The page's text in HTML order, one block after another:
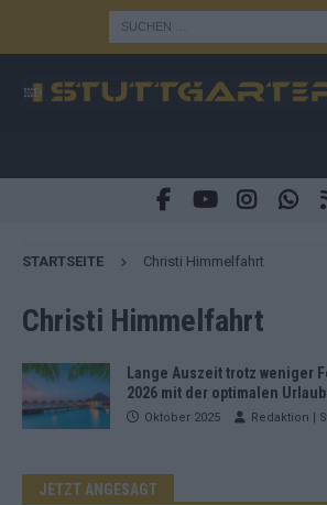
STARTSEITE Christi Himmelfahrt
Christi Himmelfahrt
Lange Auszeit trotz weniger
2026 mit der optimalen
Oktober 2025 Redaktion |
JETZT ANGESAGT